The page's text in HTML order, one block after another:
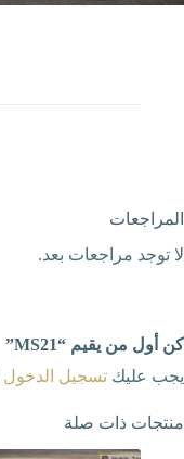
المراجعات
لا توجد مراجعات بعد.
كن أول من يقيم “MS21”
يجب عليك تسجيل الدخول
منتجات ذات صلة